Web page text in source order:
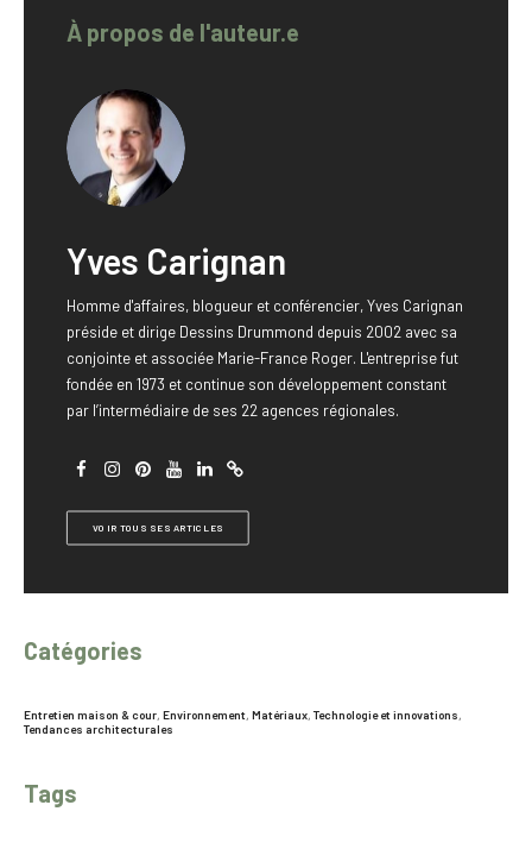
À propos de l'auteur.e
Yves Carignan
Homme d'affaires, blogueur et conférencier, Yves Carignan
préside et dirige Dessins Drummond depuis 2002 avec sa
conjointe et associée Marie-France Roger. L'entreprise fut
fondée en 1973 et continue son développement constant
par l’intermédiaire de ses 22 agences régionales.
VOIR TOUS SES ARTICLES
Catégories
Entretien maison & cour, Environnement, Matériaux, Technologie et innovations,
Tendances architecturales
Tags